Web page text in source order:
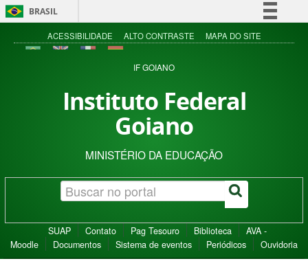
BRASIL
Simplifique!
Acesso à informação
ACESSIBILIDADE ALTO CONTRASTE MAPA DO SITE
IF GOIANO
Instituto Federal
Goiano
MINISTÉRIO DA EDUCAÇÃO
SUAP Contato Pag Tesouro Biblioteca
AVA -
Moodle
Documentos Sistema de eventos Periódicos Ouvidoria